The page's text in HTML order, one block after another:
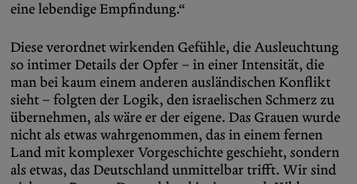
eine lebendige Empfindung.“
Diese verordnet wirkenden Gefühle, die Ausleuchtung
so intimer Details der Opfer – in einer Intensität, die
man bei kaum einem anderen ausländischen Konflikt
sieht – folgten der Logik, den israelischen Schmerz zu
übernehmen, als wäre er der eigene. Das Grauen wurde
nicht als etwas wahrgenommen, das in einem fernen
Land mit komplexer Vorgeschichte geschieht, sondern
als etwas, das Deutschland unmittelbar trifft. Wir sind